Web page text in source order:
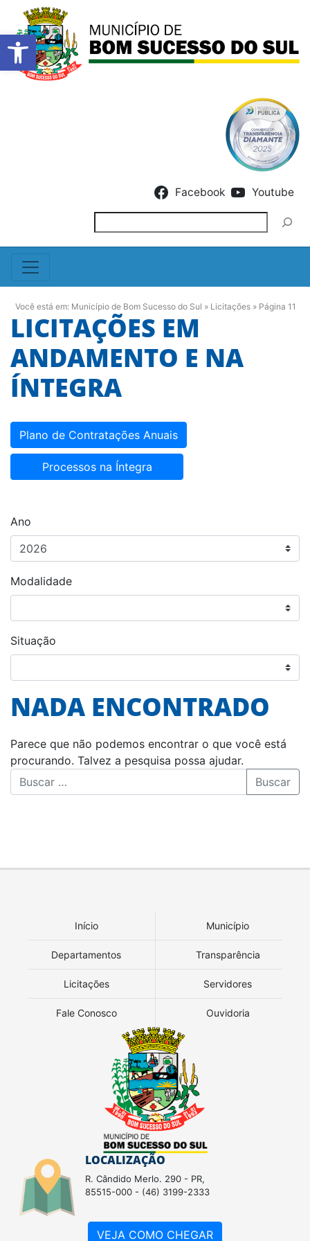
Barra de Ferramentas
Facebook Youtube
Você está em: Município de Bom Sucesso do Sul » Licitações » Página 11
LICITAÇÕES EM
ANDAMENTO E NA
ÍNTEGRA
Plano de Contratações Anuais
Processos na Íntegra
Ano
Modalidade
Situação
NADA ENCONTRADO
Parece que não podemos encontrar o que você está
procurando. Talvez a pesquisa possa ajudar.
Buscar
Início Município
Departamentos Transparência
Licitações Servidores
Fale Conosco Ouvidoria
LOCALIZAÇÃO
R. Cândido Merlo. 290 - PR,
85515-000 - (46) 3199-2333
VEJA COMO CHEGAR